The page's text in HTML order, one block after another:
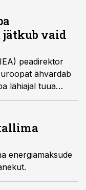
vaid
peadirektor
ähvardab
lähiajal tuua
energiamaksude